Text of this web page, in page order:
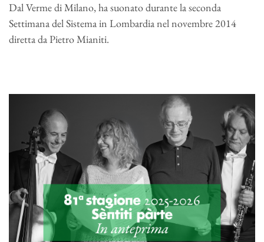
Dal Verme di Milano, ha suonato durante la seconda
Settimana del Sistema in Lombardia nel novembre 2014
diretta da Pietro Mianiti.